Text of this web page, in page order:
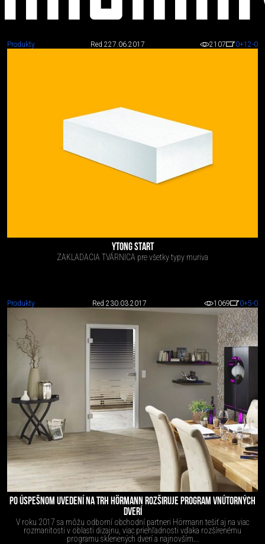
Schody,
Produkty Red 227.06.2017 2107 0+12-0
YTONG START
ZAKLADACIA TVÁRNICA pre všetky typy muriva
Produkty Red 230.03.2017 1069 0+5-0
PO ÚSPEŠNOM UVEDENÍ NA TRH HÖRMANN ROZŠIRUJE PROGRAM VNÚTORNÝCH
DVERÍ
V roku 2017 sa môžu odborní obchodní partneri Hörmann tešiť aj na viac
rozmanitosti v oblasti dizajnu, viac priehľadnosti vďaka rozšírenému
programu sklenených dverí a najnovším...